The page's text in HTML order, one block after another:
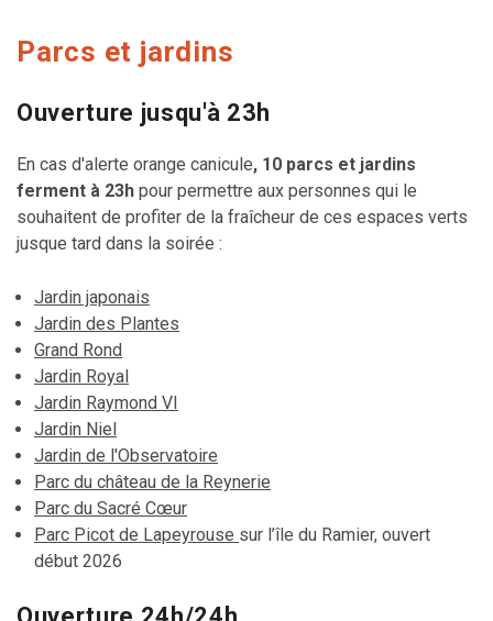
Parcs et jardins
Ouverture jusqu'à 23h
En cas d'alerte orange canicule, 10 parcs et jardins
ferment à 23h pour permettre aux personnes qui le
souhaitent de profiter de la fraîcheur de ces espaces verts
jusque tard dans la soirée :
Jardin japonais
Jardin des Plantes
Grand Rond
Jardin Royal
Jardin Raymond VI
Jardin Niel
Jardin de l'Observatoire
Parc du château de la Reynerie
Parc du Sacré Cœur
Parc Picot de Lapeyrouse sur l’île du Ramier, ouvert
début 2026